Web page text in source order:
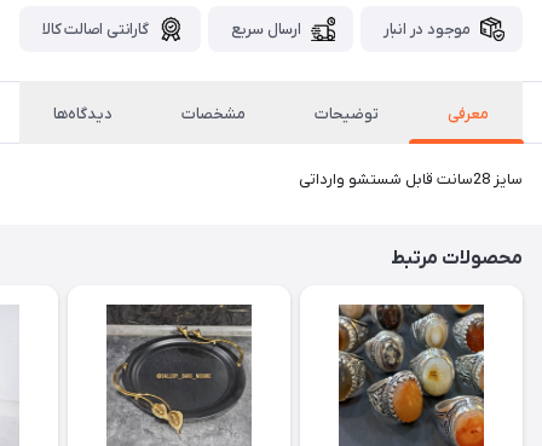
موجود در انبار ارسال سریع گارانتی اصالت کالا
معرفی توضیحات مشخصات دیدگاه‌ها
سایز 28سانت قابل شستشو وارداتی
محصولات مرتبط